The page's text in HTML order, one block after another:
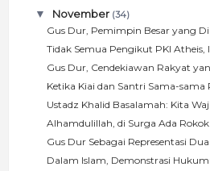
▼ November (34)
Gus Dur, Pemimpin Besar yang
Tidak Semua Pengikut PKI Atheis,
Gus Dur, Cendekiawan Rakyat
Ketika Kiai dan Santri Sama-sama
Ustadz Khalid Basalamah: Kita
Alhamdulillah, di Surga Ada Rokok
Gus Dur Sebagai Representasi
Dalam Islam, Demonstrasi